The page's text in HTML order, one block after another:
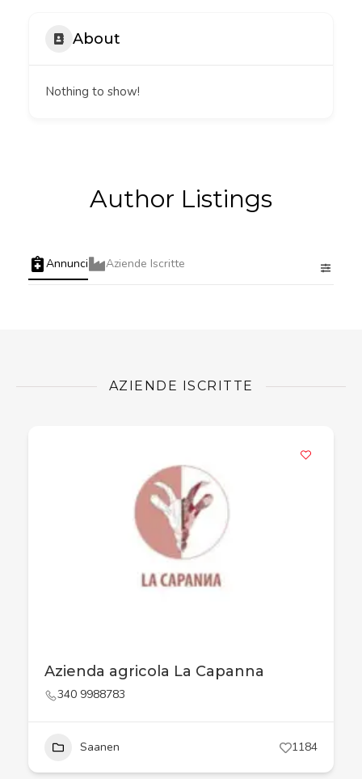
About
Nothing to show!
Author Listings
Annunci Aziende Iscritte
AZIENDE ISCRITTE
Azienda agricola La Capanna
340 9988783
Saanen 1184